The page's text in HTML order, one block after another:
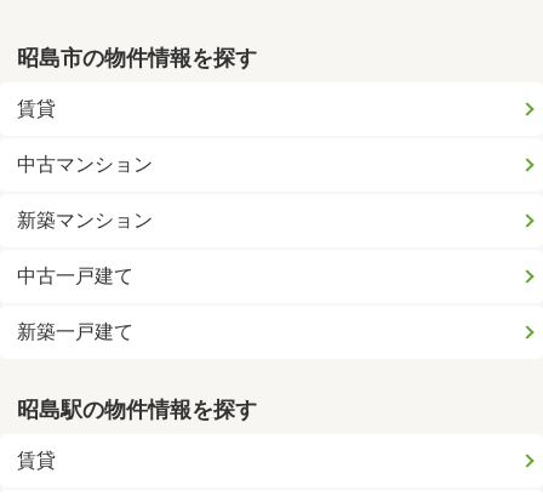
昭島市の物件情報を探す
賃貸
中古マンション
新築マンション
中古一戸建て
新築一戸建て
昭島駅の物件情報を探す
賃貸